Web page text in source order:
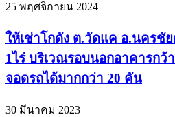
25 พฤศจิกายน 2024
ให้เช่าโกดัง ต.วัดแค อ.นครชั
1ไร่ บริเวณรอบนอกอาคารกว้
จอดรถได้มากกว่า 20 คัน
30 มีนาคม 2023